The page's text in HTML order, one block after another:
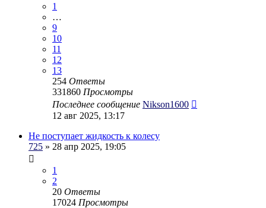
1
…
9
10
11
12
13
254 Ответы
331860 Просмотры
Последнее сообщение Nikson1600
12 авг 2025, 13:17
Не поступает жидкость к колесу
725 » 28 апр 2025, 19:05
1
2
20 Ответы
17024 Просмотры